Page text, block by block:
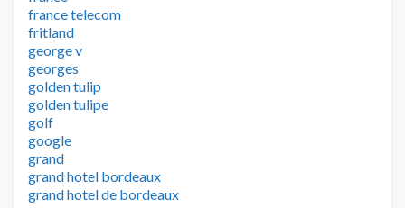
france telecom
fritland
george v
georges
golden tulip
golden tulipe
golf
google
grand
grand hotel bordeaux
grand hotel de bordeaux